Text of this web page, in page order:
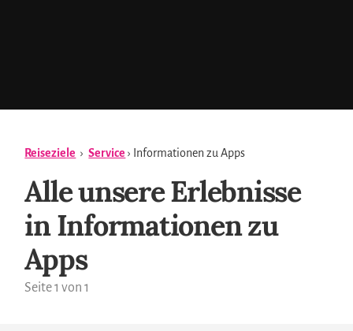
Reiseziele › Service › Informationen zu Apps
Alle unsere Erlebnisse
in Informationen zu
Apps
Seite 1 von 1